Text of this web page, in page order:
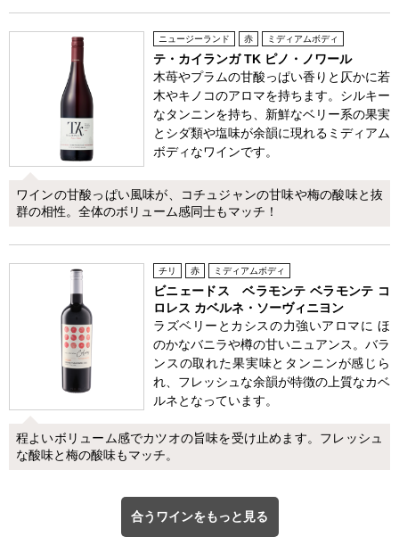
ニュージーランド 赤 ミディアムボディ
テ・カイランガ TK ピノ・ノワール
木苺やプラムの甘酸っぱい香りと仄かに若
木やキノコのアロマを持ちます。シルキー
なタンニンを持ち、新鮮なベリー系の果実
とシダ類や塩味が余韻に現れるミディアム
ボディなワインです。
ワインの甘酸っぱい風味が、コチュジャンの甘味や梅の酸味と抜
群の相性。全体のボリューム感同士もマッチ！
チリ 赤 ミディアムボディ
ビニェードス ベラモンテ ベラモンテ コ
ロレス カベルネ・ソーヴィニヨン
ラズベリーとカシスの力強いアロマに ほ
のかなバニラや樽の甘いニュアンス。バラ
ンスの取れた果実味とタンニンが感じら
れ、フレッシュな余韻が特徴の上質なカベ
ルネとなっています。
程よいボリューム感でカツオの旨味を受け止めます。フレッシュ
な酸味と梅の酸味もマッチ。
合うワインをもっと見る